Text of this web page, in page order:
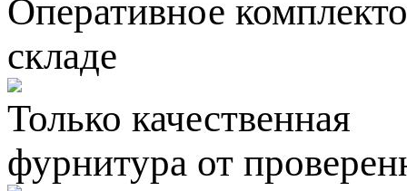
Оперативное
складе
Только качественная
фурнитура от